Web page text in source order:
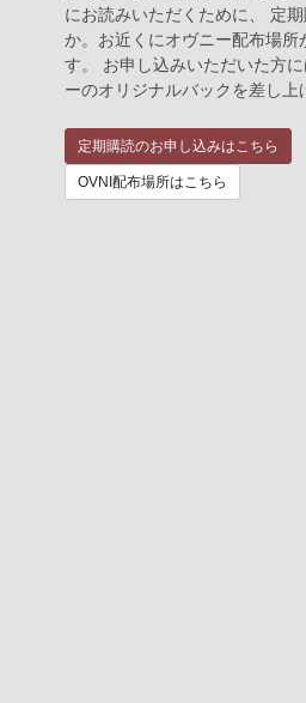
にお読みいただくために、 定
か。お近くにオヴニー配布場所
す。 お申し込みいただいた方
ーのオリジナルバックを差し上
定期購読のお申し込みはこちら
OVNI配布場所はこちら